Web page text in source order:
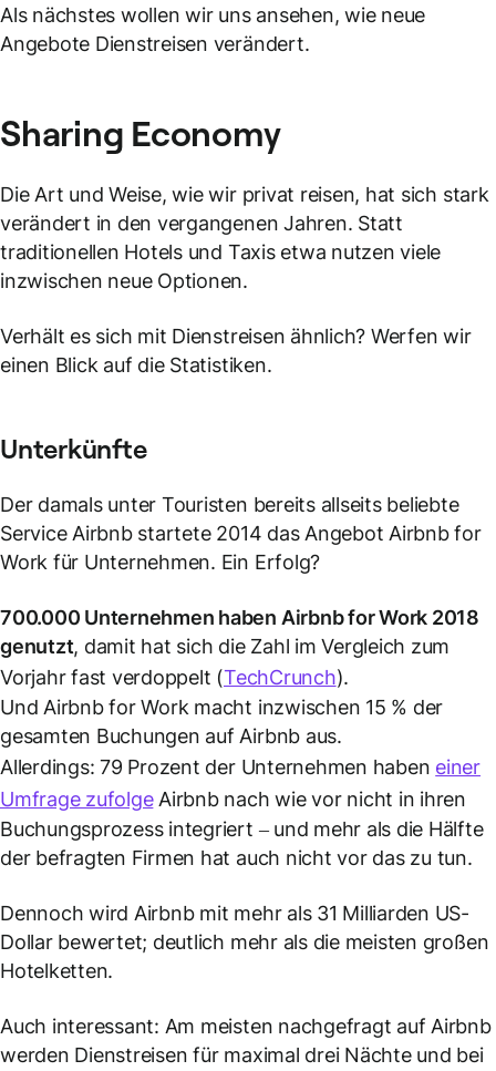
Als nächstes wollen wir uns ansehen, wie neue
Angebote Dienstreisen verändert.
Sharing Economy
Die Art und Weise, wie wir privat reisen, hat sich stark
verändert in den vergangenen Jahren. Statt
traditionellen Hotels und Taxis etwa nutzen viele
inzwischen neue Optionen.
Verhält es sich mit Dienstreisen ähnlich? Werfen wir
einen Blick auf die Statistiken.
Unterkünfte
Der damals unter Touristen bereits allseits beliebte
Service Airbnb startete 2014 das Angebot Airbnb for
Work für Unternehmen. Ein Erfolg?
700.000 Unternehmen haben Airbnb for Work 2018
genutzt, damit hat sich die Zahl im Vergleich zum
Vorjahr fast verdoppelt (TechCrunch).
Und Airbnb for Work macht inzwischen 15 % der
gesamten Buchungen auf Airbnb aus.
Allerdings: 79 Prozent der Unternehmen haben einer
Umfrage zufolgeAirbnb nach wie vor nicht in ihren
Buchungsprozess integriert – und mehr als die Hälfte
der befragten Firmen hat auch nicht vor das zu tun.
Dennoch wird Airbnb mit mehr als 31 Milliarden US-
Dollar bewertet; deutlich mehr als die meisten großen
Hotelketten.
Auch interessant: Am meisten nachgefragt auf Airbnb
werden Dienstreisen für maximal drei Nächte und bei